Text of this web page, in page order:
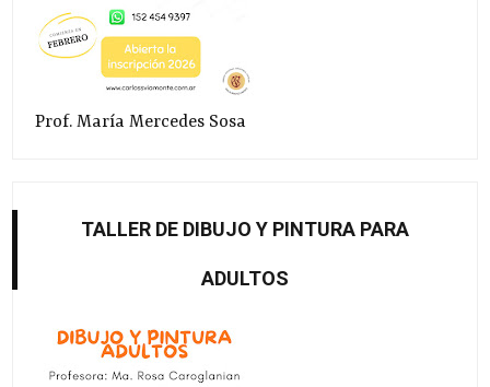
Prof. María Mercedes Sosa
TALLER DE DIBUJO Y PINTURA PARA
ADULTOS